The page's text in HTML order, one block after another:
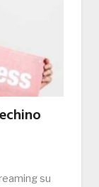
su